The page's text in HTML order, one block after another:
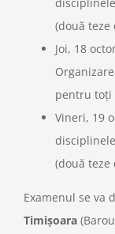
(două
Joi, 18
pentru toţi
Vineri, 19
(două
Examenul se va
Timişoara